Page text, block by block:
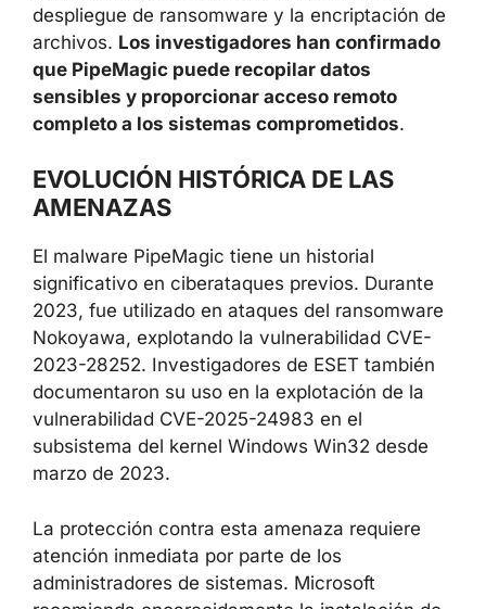
despliegue de ransomware y la encriptación de
archivos. Los investigadores han confirmado
que PipeMagic puede recopilar datos
sensibles y proporcionar acceso remoto
completo a los sistemas comprometidos.
EVOLUCIÓN HISTÓRICA DE LAS
AMENAZAS
El malware PipeMagic tiene un historial
significativo en ciberataques previos. Durante
2023, fue utilizado en ataques del ransomware
Nokoyawa, explotando la vulnerabilidad CVE-
2023-28252. Investigadores de ESET también
documentaron su uso en la explotación de la
vulnerabilidad CVE-2025-24983 en el
subsistema del kernel Windows Win32 desde
marzo de 2023.
La protección contra esta amenaza requiere
atención inmediata por parte de los
administradores de sistemas. Microsoft